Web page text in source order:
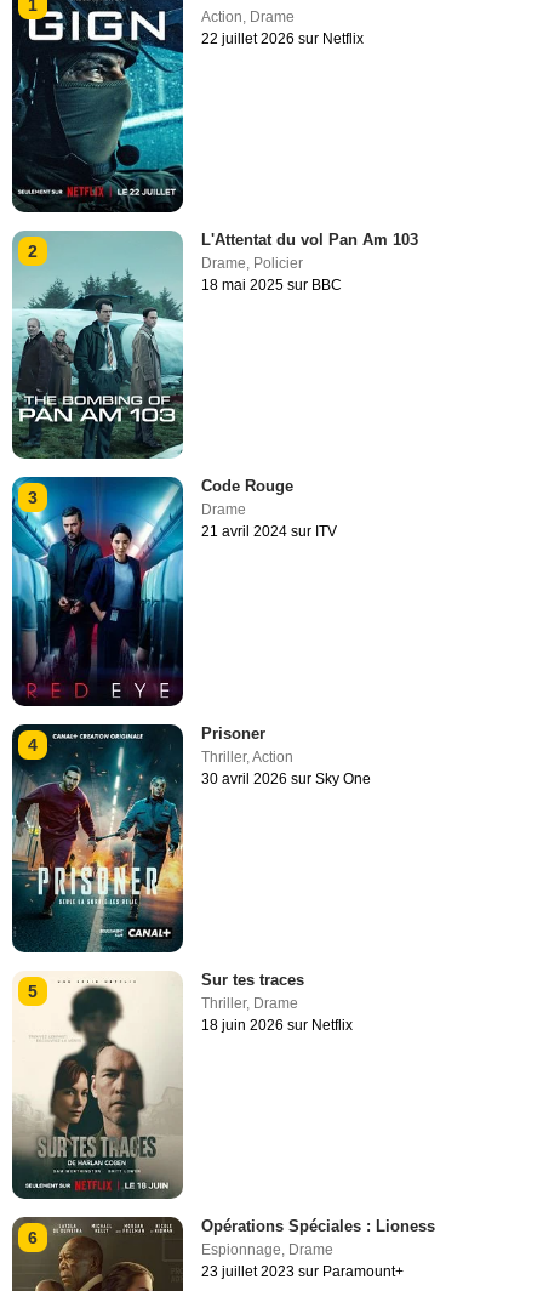
1
Action Drame
22 juillet 2026 sur Netflix
2
L'Attentat du vol Pan Am 103
Drame, Policier
18 mai 2025 sur BBC
3
Code Rouge
Drame
21 avril 2024 sur ITV
4
Prisoner
Thriller,Action
30 avril 2026 sur Sky One
5
Sur tes traces
Thriller, Drame
18 juin 2026 sur Netflix
6
Opérations Spéciales : Lioness
Espionnage, Drame
23 juillet 2023 sur Paramount+